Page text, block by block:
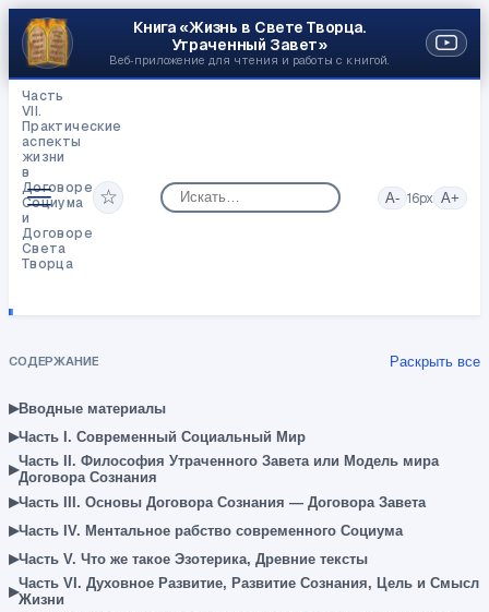
Книга «Жизнь в Свете Творца.
Утраченный Завет»
Веб‑приложение для чтения и работы с книгой.
Часть
VII.
Практические
аспекты
жизни
в
Договоре
Социума
и
Договоре
Света
Творца
и
жизни
планете
Земля
☆ A- 16px A+
СОДЕРЖАНИЕ Раскрыть все
▸Вводные материалы
▸Часть I. Современный Социальный Мир
▸Часть II. Философия Утраченного Завета или Модель мира
Договора Сознания
▸Часть III. Основы Договора Сознания — Договора Завета
▸Часть IV. Ментальное рабство современного Социума
▸Часть V. Что же такое Эзотерика, Древние тексты
▸Часть VI. Духовное Развитие, Развитие Сознания, Цель и Смысл
Жизни